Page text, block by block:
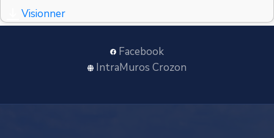
Visionner
Facebook
IntraMuros Crozon